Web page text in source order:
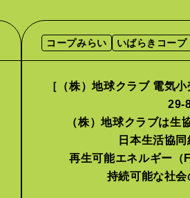
コープみらい いばらきコープ
［（株）地球クラブ 電気
29-
（株）地球クラブは生
日本生活協
再生可能エネルギー（
持続可能な社